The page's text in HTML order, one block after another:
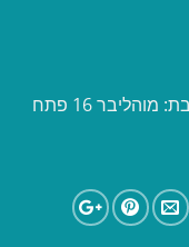
​​MenZone כשמציאות ודמיון נפגשים​ כתובת: מוהליבר 16 פתח